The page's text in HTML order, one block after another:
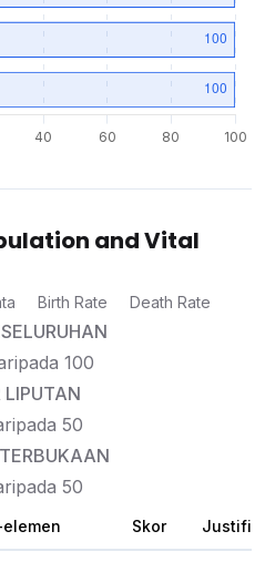
and Vital
Birth Rate Death Rate
100
LIPUTAN
50
50
Skor